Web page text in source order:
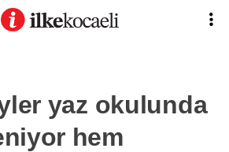
yaz okulunda
hem